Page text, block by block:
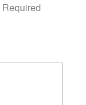
Required